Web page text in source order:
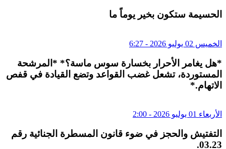
الحسيمة ستكون بخير يوماً ما
الخميس 02 يوليو 2026 - 6:27
*هل يغامر الأحرار بخسارة سوس ماسة؟* *المرشحة
المستوردة، تشعل غضب القواعد وتضع القيادة في قفص
الاتهام.*
الأربعاء 01 يوليو 2026 - 2:00
التفتيش والحجز في ضوء قانون المسطرة الجنائية رقم
03.23.